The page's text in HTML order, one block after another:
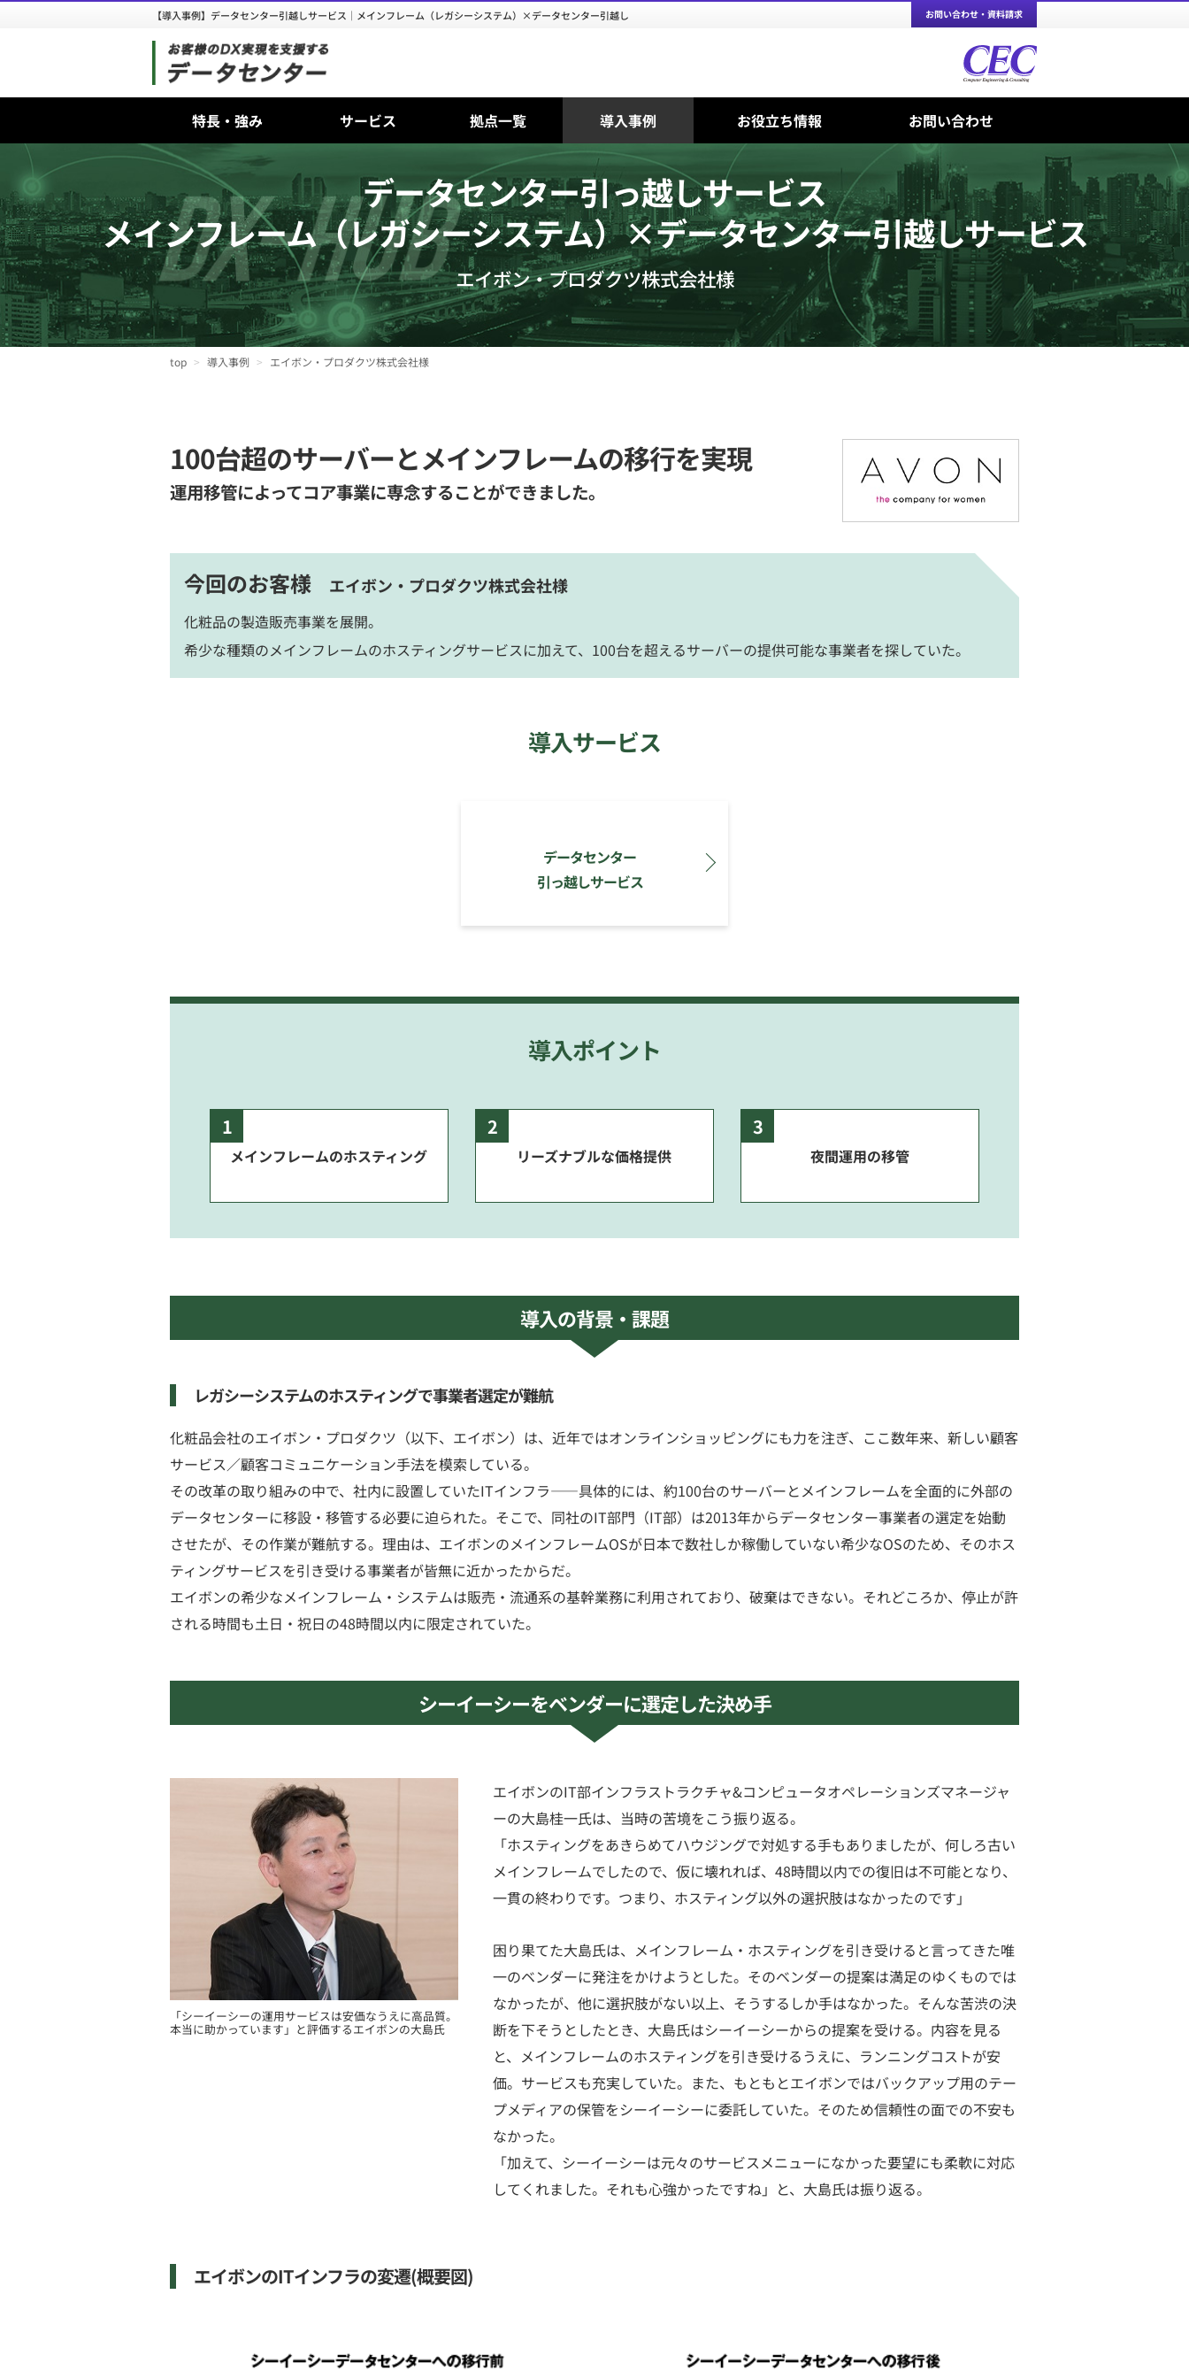
【導入事例】データセンター引越しサービス｜メインフレーム（レガシーシステム）×データセンター引越し
特長・強み サービス 拠点一覧 導入事例 お役立ち情報 お問い合わせ
お問い合わせ・資料請求
データセンター引っ越しサービス
メインフレーム（レガシーシステム）×データセンター引越しサービス
エイボン・プロダクツ株式会社様
top 導入事例 エイボン・プロダクツ株式会社様
100台超のサーバーとメインフレームの移行を実現
運用移管によってコア事業に専念することができました。
今回のお客様 エイボン・プロダクツ株式会社様
化粧品の製造販売事業を展開。
希少な種類のメインフレームのホスティングサービスに加えて、100台を超えるサーバーの提供可能な事業者を探していた。
導入サービス
データセンター
引っ越しサービス
導入ポイント
1
メインフレームのホスティング
2
リーズナブルな価格提供
3
夜間運用の移管
導入の背景・課題
レガシーシステムのホスティングで事業者選定が難航
化粧品会社のエイボン・プロダクツ（以下、エイボン）は、近年ではオンラインショッピングにも力を注ぎ、ここ数年来、新しい顧客
サービス／顧客コミュニケーション手法を模索している。
その改革の取り組みの中で、社内に設置していたITインフラ――具体的には、約100台のサーバーとメインフレームを全面的に外部の
データセンターに移設・移管する必要に迫られた。そこで、同社のIT部門（IT部）は2013年からデータセンター事業者の選定を始動
させたが、その作業が難航する。理由は、エイボンのメインフレームOSが日本で数社しか稼働していない希少なOSのため、そのホス
ティングサービスを引き受ける事業者が皆無に近かったからだ。
エイボンの希少なメインフレーム・システムは販売・流通系の基幹業務に利用されており、破棄はできない。それどころか、停止が許
される時間も土日・祝日の48時間以内に限定されていた。
シーイーシーをベンダーに選定した決め手
「シーイーシーの運用サービスは安価なうえに高品質。
本当に助かっています」と評価するエイボンの大島氏
エイボンのIT部インフラストラクチャ&コンピュータオペレーションズマネージャ
ーの大島桂一氏は、当時の苦境をこう振り返る。
「ホスティングをあきらめてハウジングで対処する手もありましたが、何しろ古い
メインフレームでしたので、仮に壊れれば、48時間以内での復旧は不可能となり、
一貫の終わりです。つまり、ホスティング以外の選択肢はなかったのです」
困り果てた大島氏は、メインフレーム・ホスティングを引き受けると言ってきた唯
一のベンダーに発注をかけようとした。そのベンダーの提案は満足のゆくものでは
なかったが、他に選択肢がない以上、そうするしか手はなかった。そんな苦渋の決
断を下そうとしたとき、大島氏はシーイーシーからの提案を受ける。内容を見る
と、メインフレームのホスティングを引き受けるうえに、ランニングコストが安
価。サービスも充実していた。また、もともとエイボンではバックアップ用のテー
プメディアの保管をシーイーシーに委託していた。そのため信頼性の面での不安も
なかった。
「加えて、シーイーシーは元々のサービスメニューになかった要望にも柔軟に対応
してくれました。それも心強かったですね」と、大島氏は振り返る。
エイボンのITインフラの変遷(概要図)